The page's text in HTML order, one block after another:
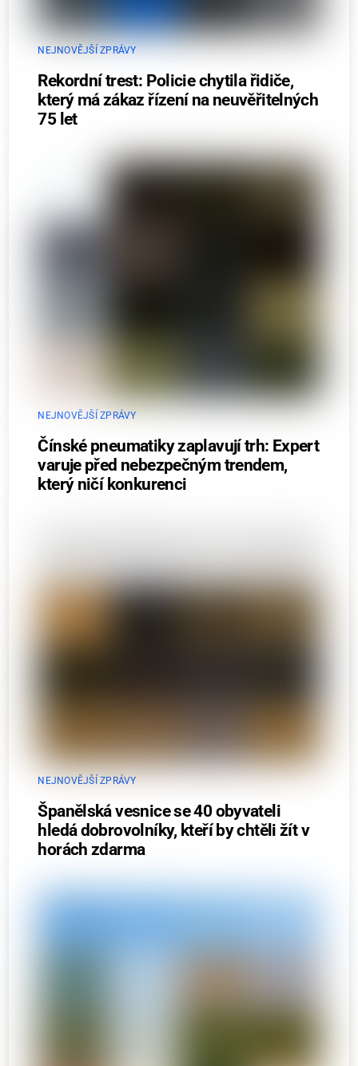
NEJNOVĚJŠÍ ZPRÁVY
Rekordní trest: Policie chytila řidiče,
který má zákaz řízení na neuvěřitelných
75 let
NEJNOVĚJŠÍ ZPRÁVY
Čínské pneumatiky zaplavují trh: Expert
varuje před nebezpečným trendem,
který ničí konkurenci
NEJNOVĚJŠÍ ZPRÁVY
Španělská vesnice se 40 obyvateli
hledá dobrovolníky, kteří by chtěli žít v
horách zdarma